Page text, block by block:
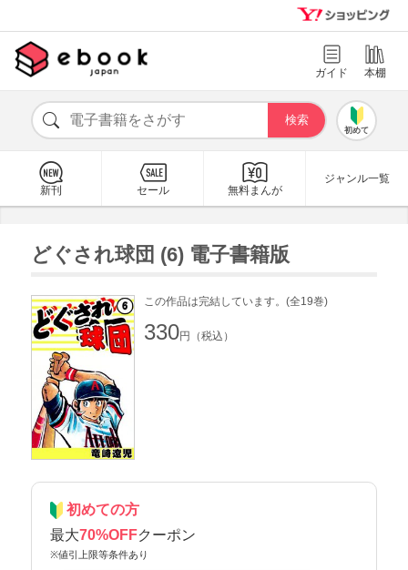
ガイド 本棚
初めて
新刊 セール 無料まんが
ジャンル一覧
どぐされ球団 (6) 電子書籍版
この作品は完結しています。(全19巻)
330円（税込）
初めての方
最大70%OFFクーポン
※値引上限等条件あり